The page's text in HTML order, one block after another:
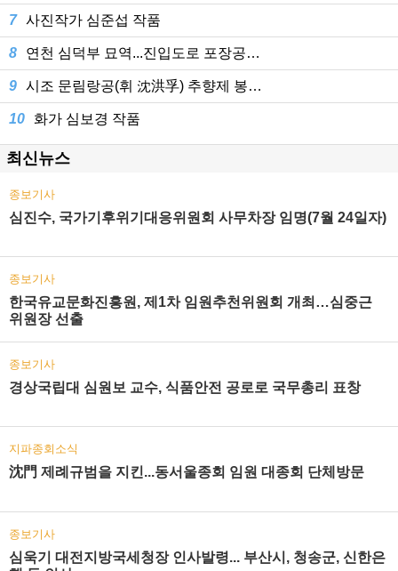
7 사진작가 심준섭 작품
8 연천 심덕부 묘역...진입도로 포장공…
9 시조 문림랑공(휘 沈洪孚) 추향제 봉…
10 화가 심보경 작품
최신뉴스
종보기사
심진수, 국가기후위기대응위원회 사무차장 임명(7월 24일자)
종보기사
한국유교문화진흥원, 제1차 임원추천위원회 개최…심중근
위원장 선출
종보기사
경상국립대 심원보 교수, 식품안전 공로로 국무총리 표창
지파종회소식
沈門 제례규범을 지킨...동서울종회 임원 대종회 단체방문
종보기사
심욱기 대전지방국세청장 인사발령... 부산시, 청송군, 신한은